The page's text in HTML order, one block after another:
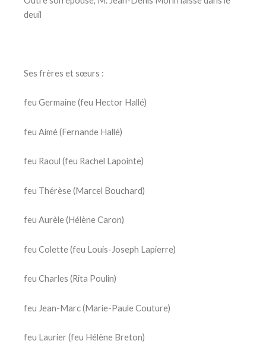
deuil
Ses frères et sœurs :
feu Germaine (feu Hector Hallé)
feu Aimé (Fernande Hallé)
feu Raoul (feu Rachel Lapointe)
feu Thérèse (Marcel Bouchard)
feu Aurèle (Hélène Caron)
feu Colette (feu Louis-Joseph Lapierre)
feu Charles (Rita Poulin)
feu Jean-Marc (Marie-Paule Couture)
feu Laurier (feu Hélène Breton)